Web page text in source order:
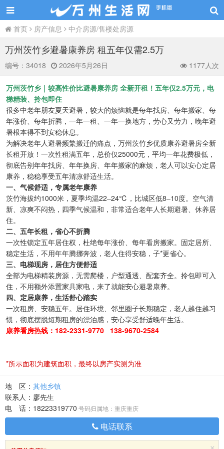
首页 房产信息 中介房源/售楼处房源
万州茨竹乡避暑康养房 租五年仅需2.5万
编号： 34018 2026年5月26日 1177人次
万州茨竹乡｜较高性价比避暑康养房 全新开租！五年仅2.5万元，电
梯精装、拎包即住
很多中老年朋友夏天避暑，较大的烦恼就是每年找房、每年搬家、每
年涨价、每年折腾，一年一租、一年一换地方，劳心又劳力，晚年避
暑根本得不到安稳休息。
为解决老年人避暑频繁搬迁的痛点，万州茨竹乡优质康养避暑房全新
长租开放！一次性租满五年，总价仅25000元，平均一年花费极低，
彻底告别年年找房、年年换房、年年搬家的麻烦，老人可以安心定居
康养，稳稳享受五年清凉舒适生活。
一、气候舒适，专属老年康养
茨竹海拔约1000米，夏季均温22–24℃，比城区低8–10度。空气清
新、凉爽不闷热，四季气候温和，非常适合老年人长期避暑、休养居
住。
二、五年长租，省心不折腾
一次性锁定五年居住权，杜绝每年涨价、每年看房搬家。固定居所、
稳定生活，不用年年腾挪奔波，老人住得安稳，子*更省心。
三、电梯现房，居住方便舒适
全部为电梯精装房源，无需爬楼，户型通透、配套齐全。拎包即可入
住，不用额外添置家具家电，来了就能安心避暑康养。
四、定居康养，生活舒心踏实
一次租房、安稳五年。居住环境、邻里圈子长期稳定，老人越住越习
惯，彻底摆脱短期租房的漂泊感，安心享受舒适晚年生活。
康养看房热线：182-2331-9770 138-9670-2584
*所示面积为建筑面积，最终以房产实测为准
地 区： 其他乡镇
联系人： 廖先生
电 话： 18223319770 号码归属地：重庆重庆
电话联系